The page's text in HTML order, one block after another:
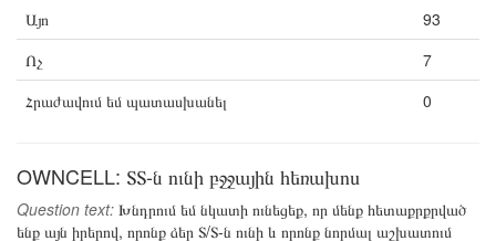
Այո
93
Ոչ
7
Հրաժավում եմ պատասխանել
0
OWNCELL: ՏՏ-ն ունի բջջային հեռախոս
Question text: Խնդրում եմ նկատի ունեցեք, որ մենք հետաքրքրված
ենք այն իրերով, որոնք ձեր Տ/Տ-ն ունի և որոնք նորմալ աշխատում